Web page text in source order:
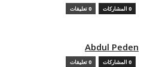
0 المشاركات 0 تعليقات
Abdul Peden
0 المشاركات 0 تعليقات